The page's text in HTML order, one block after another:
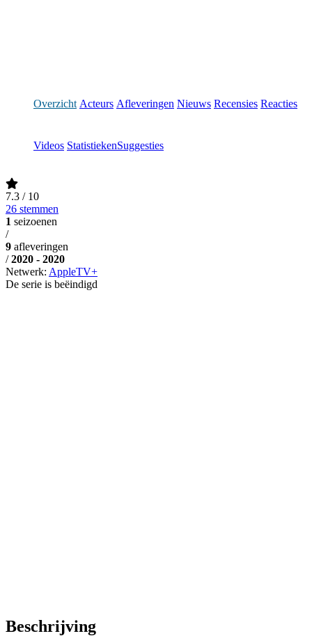
Overzicht Acteurs Afleveringen Nieuws Recensies Reacties
Videos StatistiekenSuggesties
7.3 / 10
26 stemmen
1 seizoenen
/
9 afleveringen
/ 2020 - 2020
Netwerk: AppleTV+
De serie is beëindigd
Beschrijving